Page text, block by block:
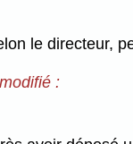
le directeur,
: